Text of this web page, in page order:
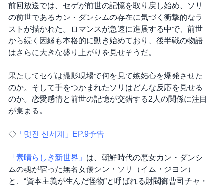
前回放送では、セゲが前世の記憶を取り戻し始め、ソリ
の前世であるカン・ダンシムの存在に気づく衝撃的なラ
ストが描かれた。ロマンスが急速に進展する中で、前世
から続く因縁も本格的に動き始めており、後半戦の物語
はさらに大きな盛り上がりを見せそうだ。
果たしてセゲは撮影現場で何を見て嫉妬心を爆発させた
のか。そして手をつかまれたソリはどんな反応を見せる
のか。恋愛感情と前世の記憶が交錯する2人の関係に注目
が集まる。
◇ 「멋진 신세계」EP.9予告
「素晴らしき新世界」 は、朝鮮時代の悪女カン・ダンシ
ムの魂が宿った無名女優シン・ソリ（イム・ジヨン）
と、“資本主義が生んだ怪物”と呼ばれる財閥御曹司チャ・